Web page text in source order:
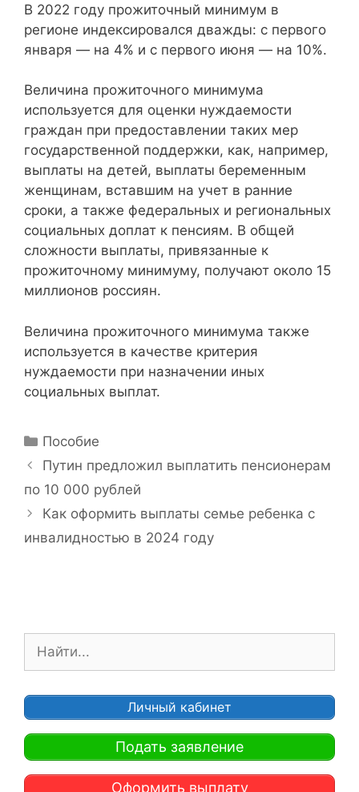
В 2022 году прожиточный минимум в
регионе индексировался дважды: с первого
января — на 4% и с первого июня — на 10%.
Величина прожиточного минимума
используется для оценки нуждаемости
граждан при предоставлении таких мер
государственной поддержки, как, например,
выплаты на детей, выплаты беременным
женщинам, вставшим на учет в ранние
сроки, а также федеральных и региональных
социальных доплат к пенсиям. В общей
сложности выплаты, привязанные к
прожиточному минимуму, получают около 15
миллионов россиян.
Величина прожиточного минимума также
используется в качестве критерия
нуждаемости при назначении иных
социальных выплат.
Р
у
р
и
к
Пособие
Н
а
г
и
с
и
Путин предложил выплатить пенсионерам
по 10 000 рублей
Как оформить выплаты семье ребенка с
инвалидностью в 2024 году
с
к
:
Личный кабинет
Подать заявление
Оформить выплату